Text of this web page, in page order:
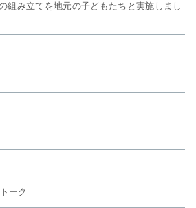
組み立てを地元の子どもたちと実施しまし
ーク